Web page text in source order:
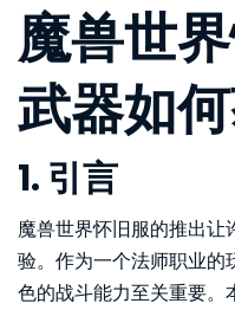
魔兽世
武器如
1. 引言
魔兽世界怀旧服的推出
验。作为一个法师职业的
色的战斗能力至关重要。